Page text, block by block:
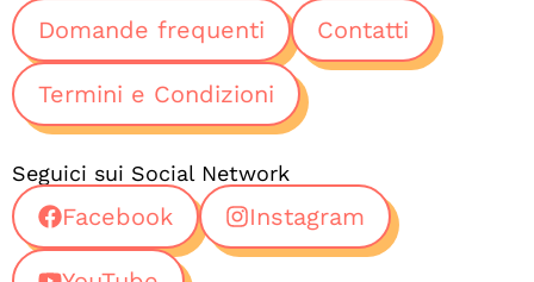
Domande frequenti Contatti
Termini e Condizioni
Seguici sui Social Network
Facebook Instagram